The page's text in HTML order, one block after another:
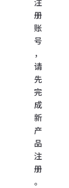
册
账
号
，
请
先
完
成
新
产
品
注
册
。